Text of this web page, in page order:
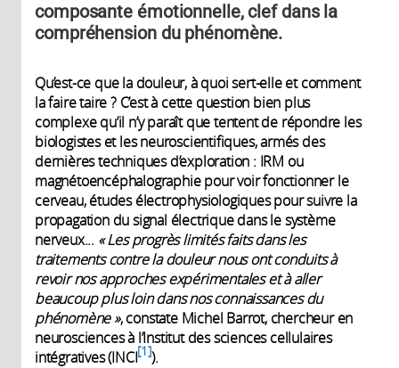
composante émotionnelle, clef dans la
compréhension du phénomène.
Qu’est-ce que la douleur, à quoi sert-elle et comment
la faire taire ? C’est à cette question bien plus
complexe qu’il n’y paraît que tentent de répondre les
biologistes et les neuroscientifiques, armés des
dernières techniques d’exploration : IRM ou
magnétoencéphalographie pour voir fonctionner le
cerveau, études électrophysiologiques pour suivre la
propagation du signal électrique dans le système
nerveux... « Les progrès limités faits dans les
traitements contre la douleur nous ont conduits à
revoir nos approches expérimentales et à aller
beaucoup plus loin dans nos connaissances du
phénomène », constate Michel Barrot, chercheur en
neurosciences à l’Institut des sciences cellulaires
intégratives (INCI 1 ).